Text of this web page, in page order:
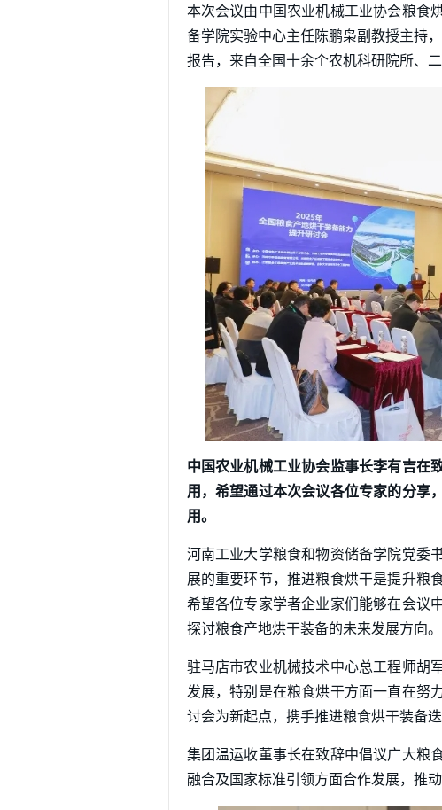
本次会议由中国农业机械工业协会粮食
备学院实验中心主任陈鹏枭副教授主持
报告，来自全国十余个农机科研院所、
中国农业机械工业协会监事长李有吉在
用，希望通过本次会议各位专家的分享
用。
河南工业大学粮食和物资储备学院党委
展的重要环节，推进粮食烘干是提升粮
希望各位专家学者企业家们能够在会议
探讨粮食产地烘干装备的未来发展方向。
驻马店市农业机械技术中心总工程师胡
发展，特别是在粮食烘干方面一直在努
讨会为新起点，携手推进粮食烘干装备
集团温运收董事长在致辞中倡议广大粮
融合及国家标准引领方面合作发展，推